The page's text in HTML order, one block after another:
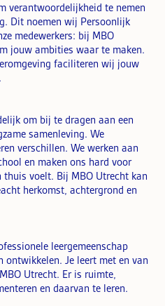
verantwoordelijkheid te nemen
Dit noemen wij Persoonlijk
medewerkers: bij MBO
jouw ambities waar te maken.
faciliteren wij jouw
om bij te dragen aan een
samenleving. We
verschillen. We werken aan
en maken ons hard voor
thuis voelt. Bij MBO Utrecht kan
herkomst, achtergrond en
leergemeenschap
Je leert met en van
Utrecht. Er is ruimte,
en daarvan te leren.